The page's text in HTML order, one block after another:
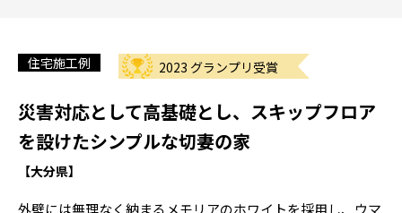
住宅施工例 2023 グランプリ受賞
災害対応として高基礎とし、スキップフロア
を設けたシンプルな切妻の家
【大分県】
外壁には無理なく納まるメモリアのホワイトを採用し、ウマ